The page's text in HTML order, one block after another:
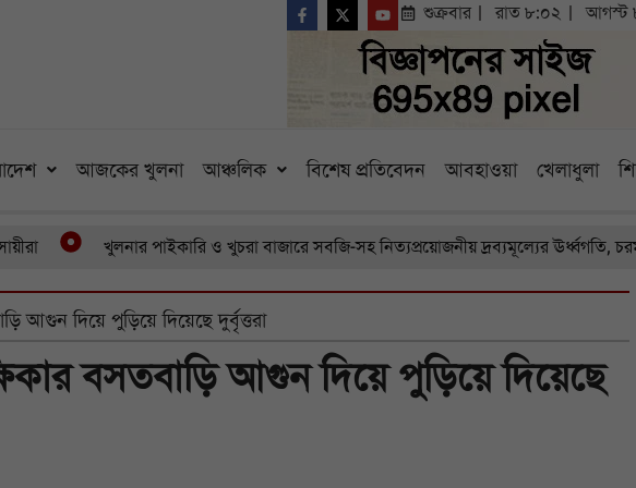
শুক্রবার রাত ৮:০২ আগস্ট
আজকের খুলনা আঞ্চলিক বিশেষ প্রতিবেদন আবহাওয়া খেলাধুলা
খুলনার পাইকারি ও খুচরা বাজারে সবজি-সহ নিত্যপ্রয়োজনীয় দ্রব্যমূল্যের ঊর্ধ্বগতি, চরম
আগুন দিয়ে পুড়িয়ে দিয়েছে দুর্বৃত্তরা
বসতবাড়ি আগুন দিয়ে পুড়িয়ে দিয়েছে